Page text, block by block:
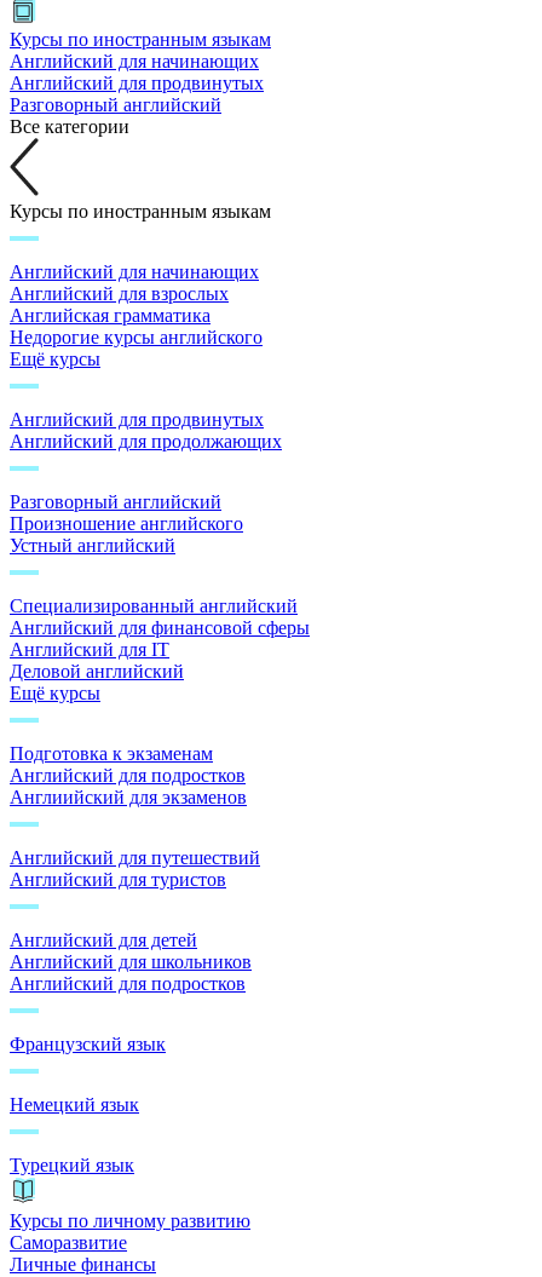
Курсы по иностранным языкам
Английский для начинающих
Английский для продвинутых
Разговорный английский
Все категории
Курсы по иностранным языкам
Английский для начинающих
Английский для взрослых
Английская грамматика
Недорогие курсы английского
Ещё курсы
Английский для продвинутых
Английский для продолжающих
Разговорный английский
Произношение английского
Устный английский
Специализированный английский
Английский для финансовой сферы
Английский для IT
Деловой английский
Ещё курсы
Подготовка к экзаменам
Английский для подростков
Англиийский для экзаменов
Английский для путешествий
Английский для туристов
Английский для детей
Английский для школьников
Английский для подростков
Французский язык
Немецкий язык
Турецкий язык
Курсы по личному развитию
Саморазвитие
Личные финансы